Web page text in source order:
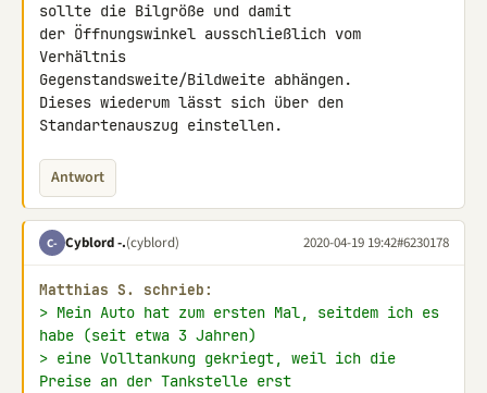
sollte die Bilgröße und damit
der Öffnungswinkel ausschließlich vom
Verhältnis
Gegenstandsweite/Bildweite abhängen.
Dieses wiederum lässt sich über den
Standartenauszug einstellen.
Antwort
C- Cyblord -.(cyblord) 2020-04-19 19:42#6230178
Matthias S. schrieb:
> Mein Auto hat zum ersten Mal, seitdem ich es
habe (seit etwa 3 Jahren)
> eine Volltankung gekriegt, weil ich die
Preise an der Tankstelle erst